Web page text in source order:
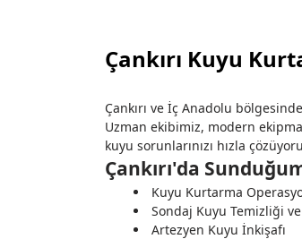
Çankırı Kuyu
Çankırı ve İç Anadolu
Uzman ekibimiz, modern
kuyu sorunlarınızı hızla
Çankırı'da
Kuyu Kurtarma
Sondaj Kuyu Temizliği ve
Artezyen Kuyu İnkişafı